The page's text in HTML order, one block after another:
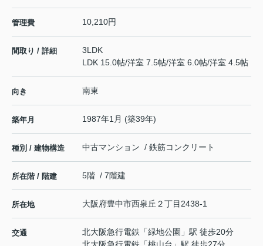
管理費 10,210円
間取り / 詳細
3LDK
LDK 15.0帖/洋室 7.5帖/洋室 6.0帖/洋室 4.5帖
向き 南東
築年月 1987年1月 (築39年)
種別 / 建物構造 中古マンション / 鉄筋コンクリート
所在階 / 階建 5階 / 7階建
所在地 大阪府豊中市西泉丘 ２丁目2438-1
交通 北大阪急行電鉄 「緑地公園 」駅 徒歩20分